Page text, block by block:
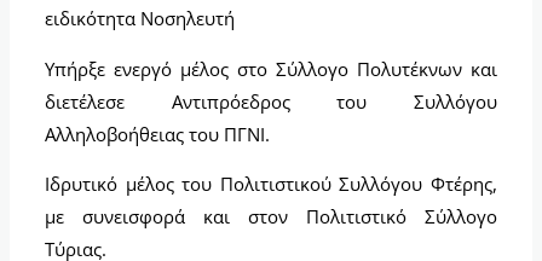
ειδικότητα Νοσηλευτή
Υπήρξε ενεργό μέλος στο Σύλλογο Πολυτέκνων και
διετέλεσε Αντιπρόεδρος του Συλλόγου
Αλληλοβοήθειας του ΠΓΝΙ.
Ιδρυτικό μέλος του Πολιτιστικού Συλλόγου Φτέρης,
με συνεισφορά και στον Πολιτιστικό Σύλλογο
Τύριας.